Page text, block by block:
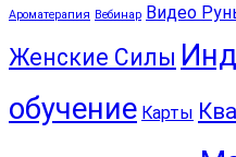
Ароматерапия Вебинар Видео
Женские Силы
обучение Карты